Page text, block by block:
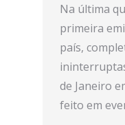
Na última
primeira
país,
de Janeiro
feito em